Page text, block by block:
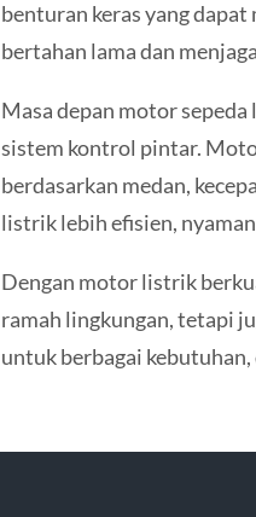
benturan keras yang
bertahan lama dan
Masa depan motor
sistem kontrol pintar.
berdasarkan medan,
listrik lebih efisien,
Dengan motor listrik
ramah lingkungan, tetapi
untuk berbagai